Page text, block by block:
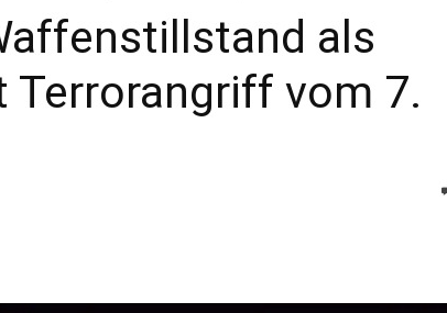
als
Terrorangriff vom 7.